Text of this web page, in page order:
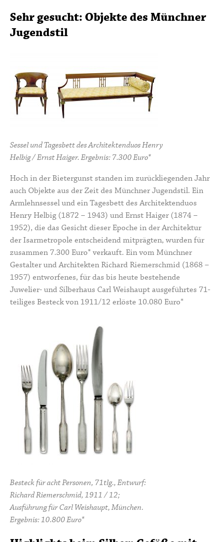
Sehr gesucht: Objekte des Münchner
Jugendstil
Sessel und Tagesbett des Architektenduos Henry
Helbig / Ernst Haiger. Ergebnis: 7.300 Euro*
Hoch in der Bietergunst standen im zurückliegenden Jahr
auch Objekte aus der Zeit des Münchner Jugendstil. Ein
Armlehnsessel und ein Tagesbett des Architektenduos
Henry Helbig (1872 – 1943) und Ernst Haiger(1874 –
1952), die das Gesicht dieser Epoche in der Architektur
der Isarmetropole entscheidend mitprägten, wurden für
zusammen 7.300 Euro* verkauft. Ein vom Münchner
Gestalter und Architekten Richard Riemerschmid (1868 –
1957) entworfenes, für das bis heute bestehende
Juwelier- und Silberhaus Carl Weishaupt ausgeführtes 71-
teiliges Besteck von 1911/12 erlöste 10.080 Euro*
Besteck für acht Personen, 71tlg., Entwurf:
Richard Riemerschmid, 1911 / 12;
Ausführung für Carl Weishaupt, München.
Ergebnis: 10.800 Euro*